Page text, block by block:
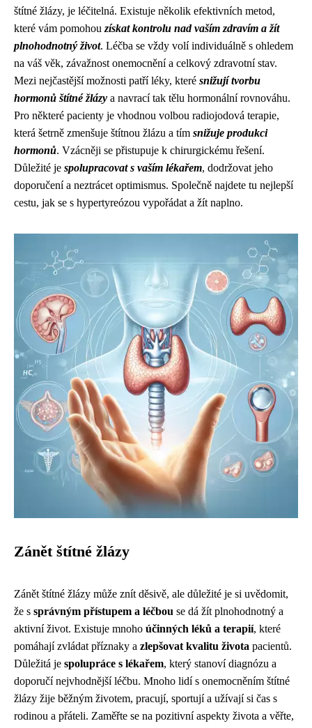
štítné žlázy, je léčitelná. Existuje několik efektivních metod,
které vám pomohou získat kontrolu nad vaším zdravím a žít
plnohodnotný život. Léčba se vždy volí individuálně s ohledem
na váš věk, závažnost onemocnění a celkový zdravotní stav.
Mezi nejčastější možnosti patří léky, které snižují tvorbu
hormonů štítné žlázy a navrací tak tělu hormonální rovnováhu.
Pro některé pacienty je vhodnou volbou radiojodová terapie,
která šetrně zmenšuje štítnou žlázu a tím snižuje produkci
hormonů. Vzácněji se přistupuje k chirurgickému řešení.
Důležité je spolupracovat s vaším lékařem, dodržovat jeho
doporučení a neztrácet optimismus. Společně najdete tu nejlepší
cestu, jak se s hypertyreózou vypořádat a žít naplno.
Zánět štítné žlázy
Zánět štítné žlázy může znít děsivě, ale důležité je si uvědomit,
že s správným přístupem a léčbou se dá žít plnohodnotný a
aktivní život. Existuje mnoho účinných léků a terapií, které
pomáhají zvládat příznaky a zlepšovat kvalitu života pacientů.
Důležitá je spolupráce s lékařem, který stanoví diagnózu a
doporučí nejvhodnější léčbu. Mnoho lidí s onemocněním štítné
žlázy žije běžným životem, pracují, sportují a užívají si čas s
rodinou a přáteli. Zaměřte se na pozitivní aspekty života a věřte,